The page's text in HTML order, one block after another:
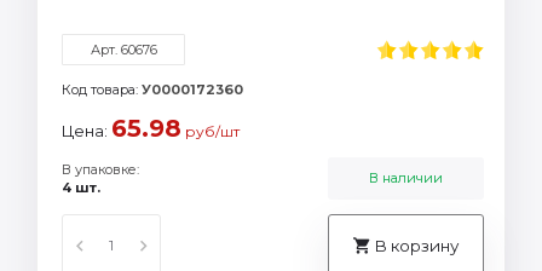
Арт. 60676
Код товара: У0000172360
Цена: 65.98 руб/шт
В упаковке:
4 шт.
В наличии
В корзину